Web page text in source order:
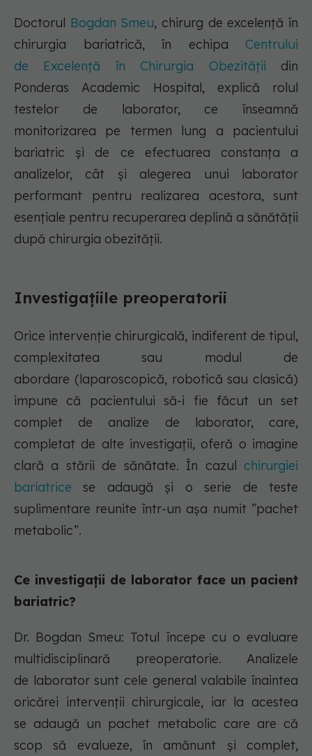
Doctorul Bogdan Smeu, chirurg de excelență în
chirurgia bariatrică, în echipa Centrului
de Excelență în Chirurgia Obezității din
Ponderas Academic Hospital, explică rolul
testelor de laborator, ce înseamnă
monitorizarea pe termen lung a pacientului
bariatric și de ce efectuarea constanța a
analizelor, cât și alegerea unui laborator
performant pentru realizarea acestora, sunt
esențiale pentru recuperarea deplină a sănătății
după chirurgia obezității.
Investigațiile preoperatorii
Orice intervenție chirurgicală, indiferent de tipul,
complexitatea sau modul de
abordare (laparoscopică, robotică sau clasică)
impune că pacientului să-i fie făcut un set
complet de analize de laborator, care,
completat de alte investigații, oferă o imagine
clară a stării de sănătate. În cazul chirurgiei
bariatrice se adaugă și o serie de teste
suplimentare reunite într-un așa numit ”pachet
metabolic”.
Ce investigații de laborator face un pacient
bariatric?
Dr. Bogdan Smeu: Totul începe cu o evaluare
multidisciplinară preoperatorie. Analizele
de laborator sunt cele general valabile înaintea
oricărei intervenții chirurgicale, iar la acestea
se adaugă un pachet metabolic care are că
scop să evalueze, în amănunt și complet,